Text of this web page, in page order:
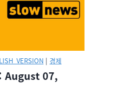
| 경제
August 07,